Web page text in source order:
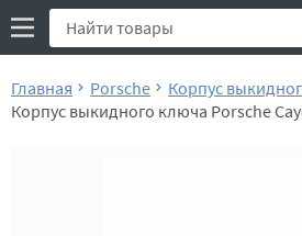
Главная Porsche
Корпус
Корпус выкидного ключа Porsche